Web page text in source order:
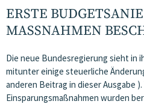
ERSTE
MASSNAHMEN
Die neue Bundesregierung sieht in
mitunter einige steuerliche
anderen Beitrag in dieser Ausgabe
Einsparungsmaßnahmen wurden